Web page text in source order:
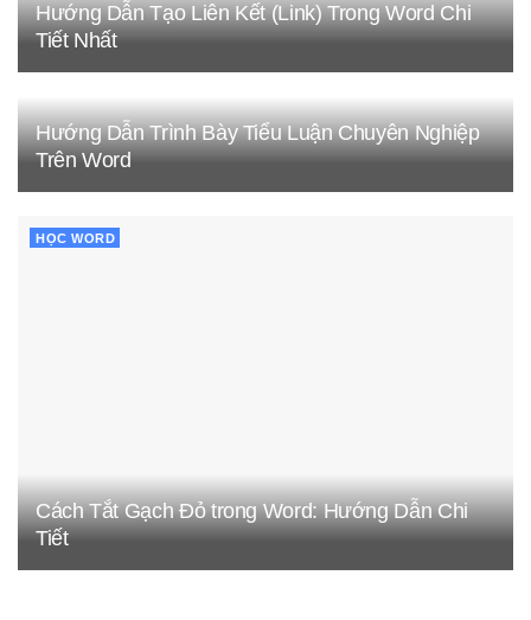
Hướng Dẫn Tạo Liên Kết (Link) Trong Word Chi
Tiết Nhất
Hướng Dẫn Trình Bày Tiểu Luận Chuyên Nghiệp
Trên Word
HỌC WORD
Cách Tắt Gạch Đỏ trong Word: Hướng Dẫn Chi
Tiết